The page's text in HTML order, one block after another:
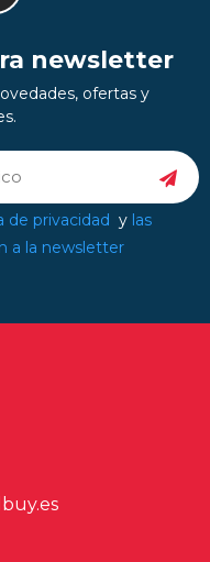
newsletter
ofertas y
de privacidad y las
a la newsletter